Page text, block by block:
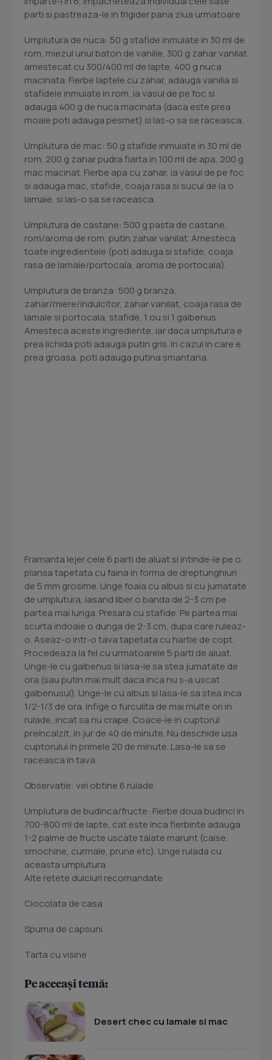
parti si pastreaza-le in frigider pana ziua urmatoare.
Umplutura de nuca: 50 g stafide inmuiate in 30 ml de
rom, miezul unui baton de vanilie, 300 g zahar vanilat
amestecat cu 300/400 ml de lapte, 400 g nuca
macinata. Fierbe laptele cu zahar, adauga vanilia si
stafidele inmuiate in rom, ia vasul de pe foc si
adauga 400 g de nuca macinata (daca este prea
moale poti adauga pesmet) si las-o sa se raceasca.
Umplutura de mac: 50 g stafide inmuiate in 30 ml de
rom, 200 g zahar pudra fiarta in 100 ml de apa, 200 g
mac macinat. Fierbe apa cu zahar, ia vasul de pe foc
si adauga mac, stafide, coaja rasa si sucul de la o
lamaie, si las-o sa se raceasca.
Umplutura de castane: 500 g pasta de castane,
rom/aroma de rom, putin zahar vanilat. Amesteca
toate ingredientele (poti adauga si stafide, coaja
rasa de lamaie/portocala, aroma de portocala).
Umplutura de branza: 500 g branza,
zahar/miere/indulcitor, zahar vanilat, coaja rasa de
lamaie si portocala, stafide, 1 ou si 1 galbenus.
Amesteca aceste ingrediente, iar daca umplutura e
prea lichida poti adauga putin gris. In cazul in care e
prea groasa, poti adauga putina smantana.
Framanta lejer cele 6 parti de aluat si intinde-le pe o
plansa tapetata cu faina in forma de dreptunghiuri
de 5 mm grosime. Unge foaia cu albus si cu jumatate
de umplutura, lasand liber o banda de 2-3 cm pe
partea mai lunga. Presara cu stafide. Pe partea mai
scurta indoaie o dunga de 2-3 cm, dupa care ruleaz-
o. Aseaz-o intr-o tava tapetata cu hartie de copt.
Procedeaza la fel cu urmatoarele 5 parti de aluat.
Unge-le cu galbenus si lasa-le sa stea jumatate de
ora (sau putin mai mult daca inca nu s-a uscat
galbenusul). Unge-le cu albus si lasa-le sa stea inca
1/2-1/3 de ora. Infige o furculita de mai multe ori in
rulade, incat sa nu crape. Coace-le in cuptorul
preincalzit, in jur de 40 de minute. Nu deschide usa
cuptorului in primele 20 de minute. Lasa-le sa se
raceasca in tava.
Observatie: vei obtine 6 rulade.
Umplutura de budinca/fructe: Fierbe doua budinci in
700-800 ml de lapte, cat este inca fierbinte adauga
1-2 palme de fructe uscate taiate marunt (caise,
smochine, curmale, prune etc). Unge rulada cu
aceasta umplutura.
Alte retete dulciuri recomandate
Ciocolata de casa
Spuma de capsuni
Tarta cu visine
Pe aceeași temă:
Desert chec cu lamaie si mac